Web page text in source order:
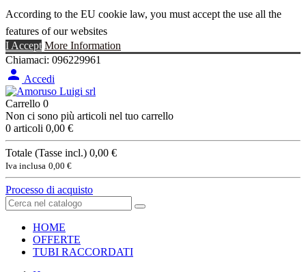
According to the EU cookie law, you must accept the use all the
features of our websites
I Accept More Information
Chiamaci: 096229961
 Accedi
Carrello 0
Non ci sono più articoli nel tuo carrello
0 articoli 0,00 €
Totale (Tasse incl.) 0,00 €
Iva inclusa 0,00 €
Processo di acquisto
HOME
OFFERTE
TUBI RACCORDATI